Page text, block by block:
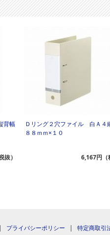
背幅
抜）
Ｄリング２穴ファイル 白Ａ４
８８ｍｍ×１０
6,167円（
プライバシーポリシー | 特定商取引